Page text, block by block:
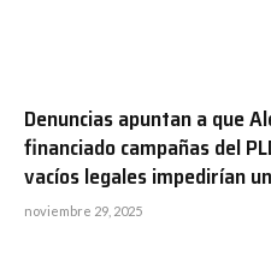
Denuncias apuntan a que
financiado campañas del
vacíos legales impedirían
noviembre 29, 2025